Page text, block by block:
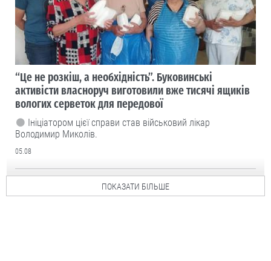
“Це не розкіш, а необхідність”. Буковинські
активісти власноруч виготовили вже тисячі ящиків
вологих серветок для передової
Ініціатором цієї справи став військовий лікар
Володимир Миколів.
05.08
ПОКАЗАТИ БІЛЬШЕ